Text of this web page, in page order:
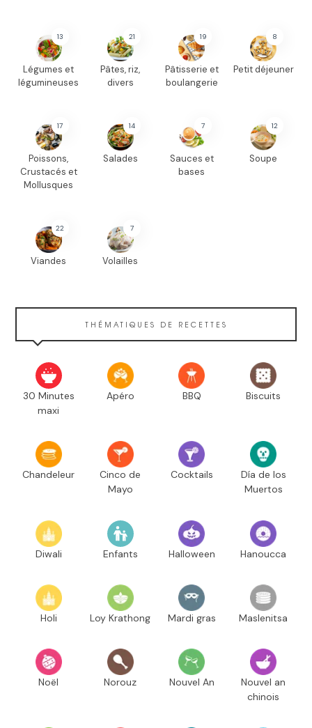
13
Légumes et
légumineuses
21
Pâtes, riz,
divers
19
Pâtisserie et
boulangerie
8
Petit déjeuner
17
Poissons,
Crustacés et
Mollusques
14
Salades
7
Sauces et
bases
12
Soupe
22
Viandes
7
Volailles
THÉMATIQUES DE RECETTES
30 Minutes
maxi
Apéro BBQ Biscuits
Chandeleur
Cinco de
Mayo
Cocktails
Día de los
Muertos
Diwali Enfants Halloween Hanoucca
Holi Loy Krathong Mardi gras Maslenitsa
Noël Norouz Nouvel An
Nouvel an
chinois